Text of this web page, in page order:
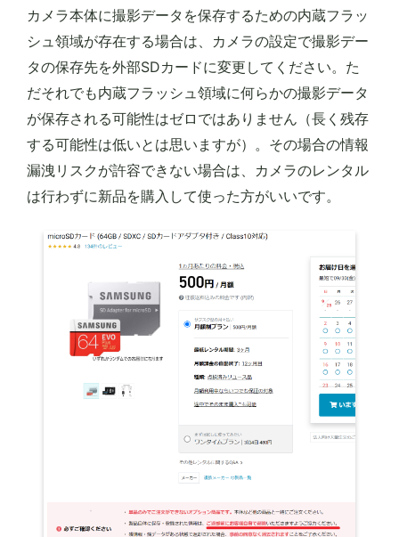
カメラ本体に撮影データを保存するための内蔵フラッ
シュ領域が存在する場合は、カメラの設定で撮影デー
タの保存先を外部SDカードに変更してください。た
だそれでも内蔵フラッシュ領域に何らかの撮影データ
が保存される可能性はゼロではありません（長く残存
する可能性は低いとは思いますが）。その場合の情報
漏洩リスクが許容できない場合は、カメラのレンタル
は行わずに新品を購入して使った方がいいです。